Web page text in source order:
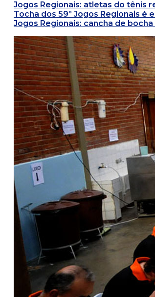
Jogos Regionais: atletas do tênis
Tocha dos 59º Jogos Regionais é
Jogos Regionais: cancha de